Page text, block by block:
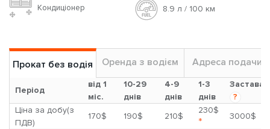
Кондиціонер 8.9 л / 100 км
Прокат без водія Оренда з водієм Адреса подачи
Період
від 1
міс.
10-29
днів
4-9
днів
1-3
днів
Застава
?
Ціна за добу(з
ПДВ)
170$ 190$ 210$
230$
* 3000$